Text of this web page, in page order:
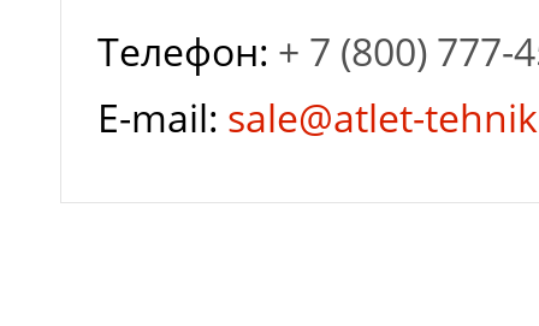
Гарантия завода
Телефон: + 7 (800) 777-
E-mail: sale@atlet-